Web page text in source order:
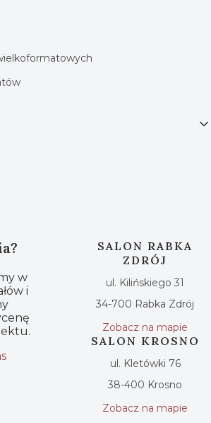
w
i
SALON RABKA
ZDRÓJ
ul. Kilińskiego 31
34-700 Rabka Zdrój
Zobacz na mapie
SALON KROSNO
ul. Kletówki 76
38-400 Krosno
Zobacz na mapie